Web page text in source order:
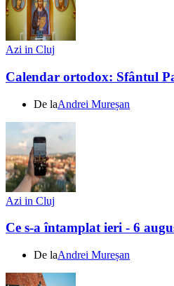
Azi in Cluj
Calendar ortodox: Sfântul
De laAndrei Mureșan
Azi in Cluj
Ce s-a întamplat ieri - 6
De laAndrei Mureșan